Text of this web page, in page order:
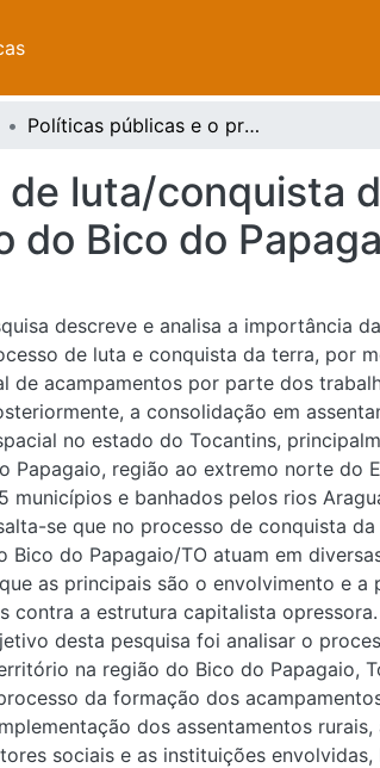
Políticas públicas e o processo de luta/conquista da terra no assentamento Palmares, região do Bico do Papagaio/Tocantins
luta/conquista
do Bico do
descreve e analisa a importância
de luta e conquista da terra, por
de acampamentos por parte dos
a consolidação em
no estado do Tocantins,
Papagaio, região ao extremo norte do
municípios e banhados pelos rios
se que no processo de conquista
Bico do Papagaio/TO atuam em
as principais são o envolvimento e a
contra a estrutura capitalista
desta pesquisa foi analisar o
na região do Bico do Papagaio,
da formação dos
dos assentamentos rurais,
sociais e as instituições envolvidas,